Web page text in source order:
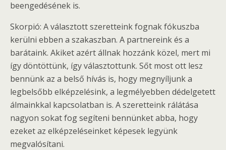
beengedésének is.
Skorpió: A választott szeretteink fognak fókuszba
kerülni ebben a szakaszban. A partnereink és a
barátaink. Akiket azért állnak hozzánk közel, mert mi
így döntöttünk, így választottunk. Sőt most ott lesz
bennünk az a belső hívás is, hogy megnyíljunk a
legbelsőbb elképzelésink, a legmélyebben dédelgetett
álmainkkal kapcsolatban is. A szeretteink rálátása
nagyon sokat fog segíteni bennünket abba, hogy
ezeket az elképzeléseinket képesek legyünk
megvalósítani.